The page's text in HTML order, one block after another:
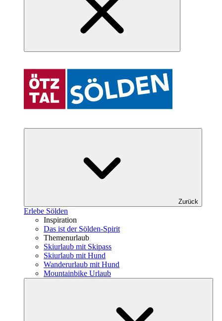
Zurück
Erlebe Sölden
Inspiration
Das ist der Sölden-Spirit
Themenurlaub
Skiurlaub mit Skipass
Skiurlaub mit Hund
Wanderurlaub mit Hund
Mountainbike Urlaub